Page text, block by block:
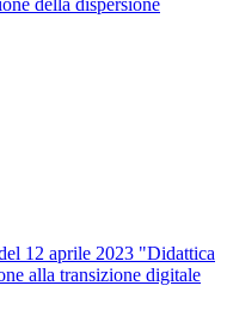
della dispersione
12 aprile 2023 "Didattica
alla transizione digitale